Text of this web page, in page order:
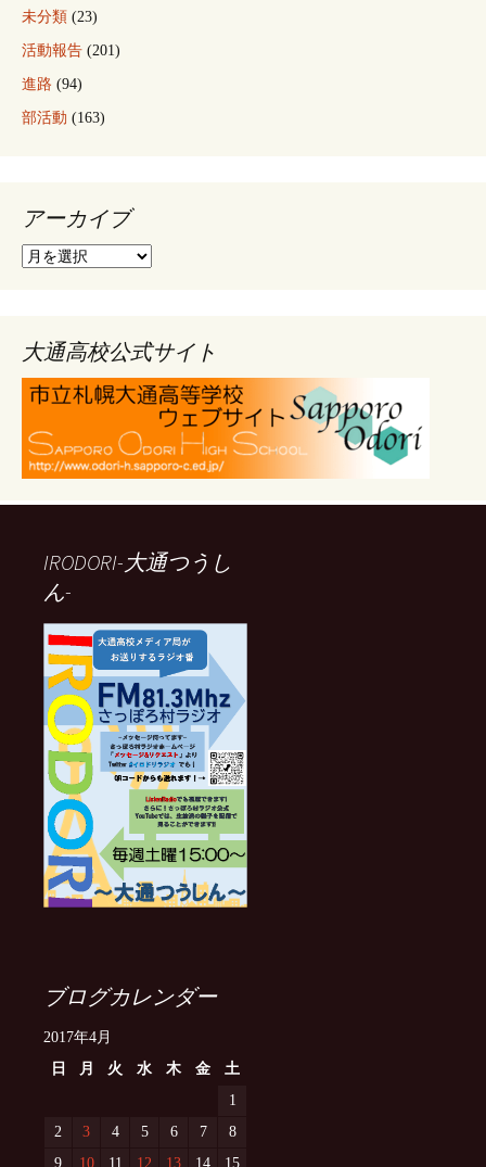
未分類 (23)
活動報告 (201)
進路 (94)
部活動 (163)
アーカイブ
ア
ブ
大通高校公式サイト
IRODORI-大通つうし
ん-
ブログカレンダー
2017年4月
日
月 火 水 木 金
土
1
2
3 4 5 6 7
8
9
10 11 12 13 14 15